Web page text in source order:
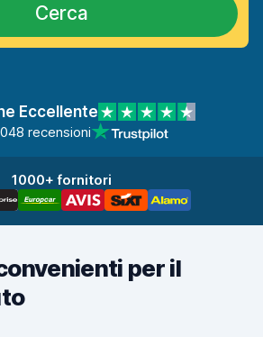
Cerca
Eccellente
recensioni
1000+ fornitori
per il